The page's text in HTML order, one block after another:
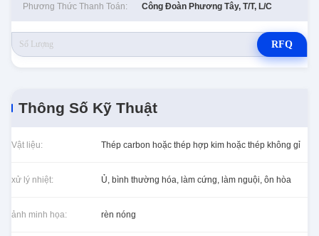
Phương Thức Thanh Toán: Công Đoàn Phương Tây, T/T, L/C
RFQ
Thông Số Kỹ Thuật
Vật liệu: Thép carbon hoặc thép hợp kim hoặc thép không gỉ
xử lý nhiệt: Ủ, bình thường hóa, làm cứng, làm nguội, ôn hòa
ảnh minh họa: rèn nóng